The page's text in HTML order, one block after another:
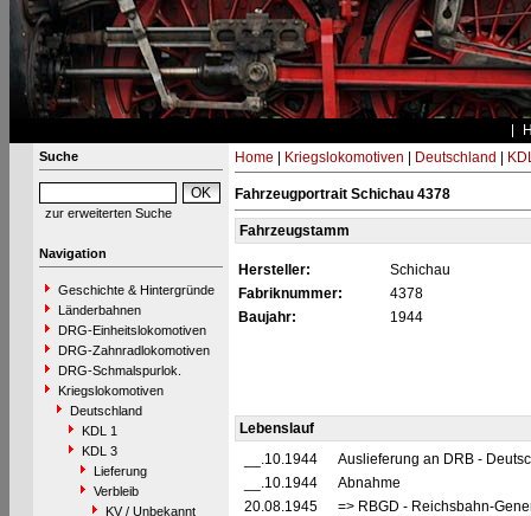
Suche
zur erweiterten Suche
Navigation
Geschichte & Hintergründe
Länderbahnen
DRG-Einheitslokomotiven
DRG-Zahnradlokomotiven
DRG-Schmalspurlok.
Kriegslokomotiven
Deutschland
KDL 1
KDL 3
Lieferung
Verbleib
KV / Unbekannt
Home Kriegslokomotiven Deutschland
Fahrzeugportrait Schichau 4378
Fahrzeugstamm
Hersteller:
Schichau
Fabriknummer:
4378
Baujahr:
1944
Lebenslauf
__.10.1944
Auslieferung an DRB -
__.10.1944
Abnahme
20.08.1945
=> RBGD - Reichsbahn-